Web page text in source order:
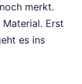
merkt.
Erst
es ins